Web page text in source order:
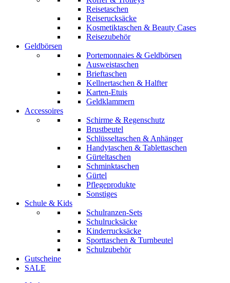
Reisetaschen
Reiserucksäcke
Kosmetiktaschen & Beauty Cases
Reisezubehör
Geldbörsen
Portemonnaies & Geldbörsen
Ausweistaschen
Brieftaschen
Kellnertaschen & Halfter
Karten-Etuis
Geldklammern
Accessoires
Schirme & Regenschutz
Brustbeutel
Schlüsseltaschen & Anhänger
Handytaschen & Tablettaschen
Gürteltaschen
Schminktaschen
Gürtel
Pflegeprodukte
Sonstiges
Schule & Kids
Schulranzen-Sets
Schulrucksäcke
Kinderrucksäcke
Sporttaschen & Turnbeutel
Schulzubehör
Gutscheine
SALE